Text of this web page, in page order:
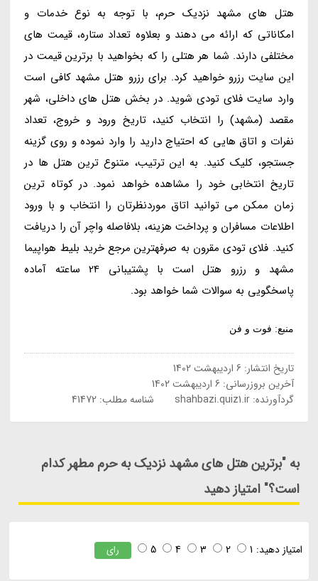
هتل های مشهد نزدیک حرم، با توجه به نوع خدمات و
امکاناتی که ارائه می دهند و بعلاوه تعداد ستاره، قیمت های
مختلفی دارند. شما هر هتلی را که بخواهید با برترین قیمت در
این سایت رزرو خواهید کرد. برای رزرو هتل مشهد کافی است
وارد سایت فلای تودی شوید. در بخش هتل های داخلی، شهر
مقصد (مشهد) را انتخاب کنید، تاریخ ورود و خروج، تعداد
نفرات و اتاق هایی که احتیاج دارید را وارد نموده و روی گزینه
جستجو، کلیک کنید. به این ترتیب، متنوع ترین هتل ها در
تاریخ انتخابی خود را مشاهده خواهد نمود. در کوتاه ترین
زمان ممکن می توانید اتاق موردنظرتان را انتخاب و با ورود
اطلاعات مسافران و پرداخت هزینه، بلافاصله واچر آن را دریافت
کنید. فلای تودی مقرون به صرفهترین مرجع خرید بلیط هواپیما
مشهد و رزرو هتل است با پشتیبانی 24 ساعته آماده
پاسخگویی به سوالات شما خواهد بود.
منبع: فوت و فن
تاریخ انتشار: 6 اردیبهشت 1402
آخرین بروزرسانی: 6 اردیبهشت 1402
گردآورنده:shahbazi.quiz1.ir شناسه مطلب: 41472
به "برترین هتل های مشهد نزدیک به حرم مطهر کدام
است؟" امتیاز دهید
امتیاز دهید: 1
2
3
4
5 رای